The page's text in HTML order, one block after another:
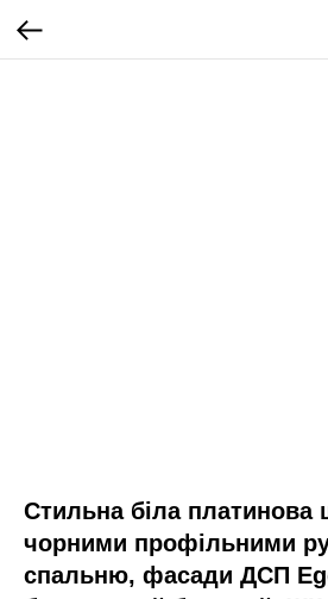
Стильна біла платинова
чорними профільними
спальню, фасади ДСП